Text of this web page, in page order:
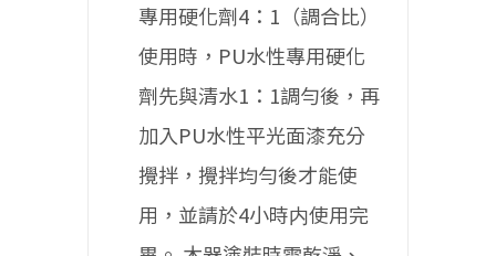
專用硬化劑4：1（調合比）
使用時，PU水性專用硬化
劑先與清水1：1調勻後，再
加入PU水性平光面漆充分
攪拌，攪拌均勻後才能使
用，並請於4小時内使用完